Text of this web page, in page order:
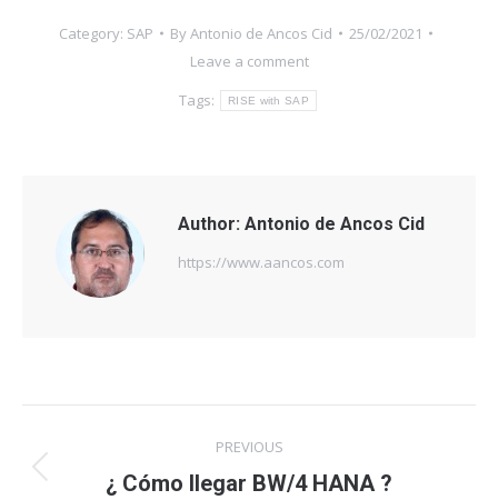
Category: SAP ByAntonio de Ancos Cid
25/02/2021
Leave a comment
Tags:
RISE with SAP
Author: Antonio de Ancos Cid
https://www.aancos.com
navigation
PREVIOUS
Previous
¿ Cómo llegar BW/4 HANA ?